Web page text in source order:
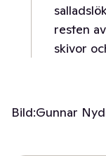
resten
skivor
Bild:Gunnar